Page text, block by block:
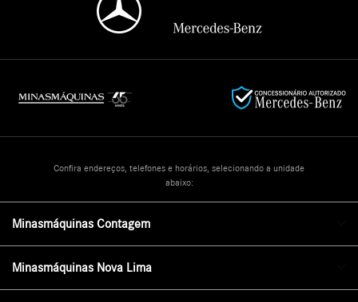
Confira endereços, telefones e horários, selecionando a unidade
abaixo:
Minasmáquinas Contagem
Minasmáquinas Nova Lima